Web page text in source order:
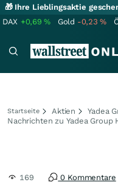
🎁 Ihre Lieblingsaktie
DAX +0,69% Gold -0,23%
Startseite Aktien
Yadea
Nachrichten zu Yadea Group
169 0 Kommentare